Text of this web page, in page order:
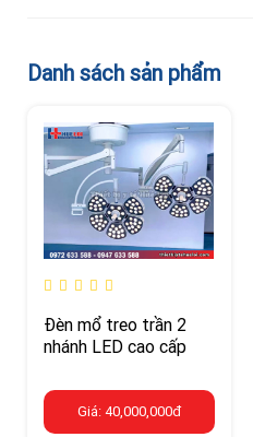
Danh sách sản phẩm
Đèn mổ treo trần 2
nhánh LED cao cấp
Giá: 40,000,000đ